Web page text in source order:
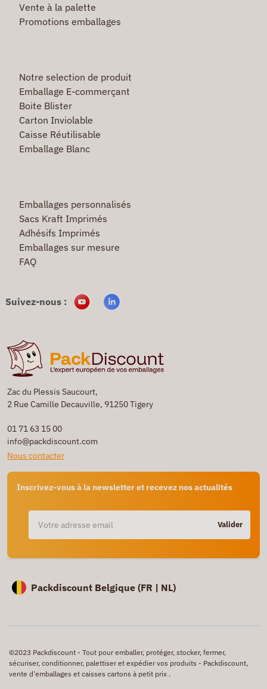
Zac du Plessis Saucourt,
2 Rue Camille Decauville, 91250 Tigery
01 71 63 15 00
info@packdiscount.com
Nous contacter
Inscrivez-vous à la newsletter et recevez nos actualités
Valider
Vente à la palette
Promotions emballages
Notre selection de produit
Emballage E-commerçant
Boite Blister
Carton Inviolable
Caisse Réutilisable
Emballage Blanc
Emballages personnalisés
Sacs Kraft Imprimés
Adhésifs Imprimés
Emballages sur mesure
FAQ
Suivez-nous :
Packdiscount Belgique (FR | NL)
©2023 Packdiscount - Tout pour emballer, protéger, stocker, fermer,
sécuriser, conditionner, palettiser et expédier vos produits - Packdiscount,
vente d'emballages et caisses cartons à petit prix .